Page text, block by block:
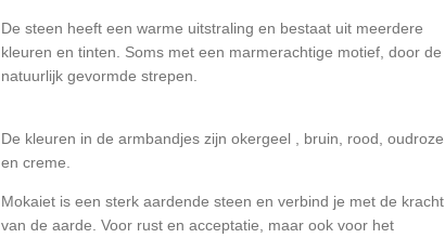
De steen heeft een warme uitstraling en bestaat uit meerdere
kleuren en tinten. Soms met een marmerachtige motief, door de
natuurlijk gevormde strepen.
De kleuren in de armbandjes zijn okergeel , bruin, rood, oudroze
en creme.
Mokaiet is een sterk aardende steen en verbind je met de kracht
van de aarde. Voor rust en acceptatie, maar ook voor het